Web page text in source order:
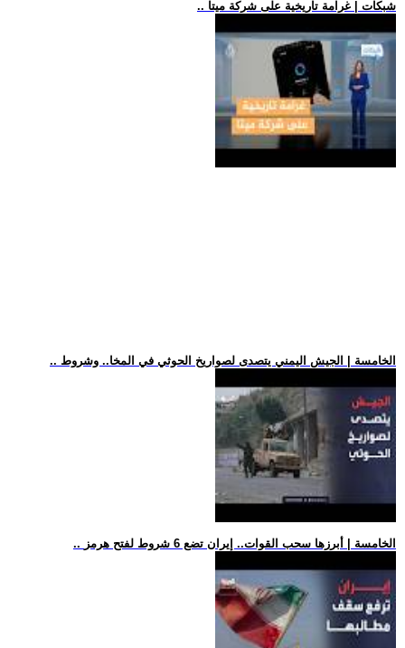
.. شبكات | غرامة تاريخية على شركة ميتا
.. الخامسة | الجيش اليمني يتصدى لصواريخ الحوثي في المخا.. وشروط
.. الخامسة | أبرزها سحب القوات.. إيران تضع 6 شروط لفتح هرمز